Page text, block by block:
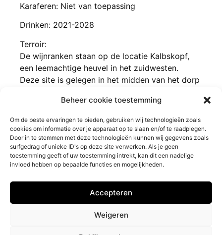
Beheer cookie toestemming
Om de beste ervaringen te bieden, gebruiken wij technologieën zoals
cookies om informatie over je apparaat op te slaan en/of te raadplegen.
Door in te stemmen met deze technologieën kunnen wij gegevens zoals
surfgedrag of unieke ID's op deze site verwerken. Als je geen
toestemming geeft of uw toestemming intrekt, kan dit een nadelige
invloed hebben op bepaalde functies en mogelijkheden.
Accepteren
Weigeren
Karaferen: Niet van toepassing
Drinken: 2021-2028
Terroir:
De wijnranken staan op de locatie Kalbskopf,
een leemachtige heuvel in het zuidwesten.
Deze site is gelegen in het midden van het dorp
rijpijng van de druiven ten goede komt.
Barrique Wijnen Klantendienst